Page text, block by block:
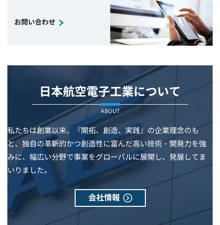
お問い合わせ
日本航空電子工業について
ABOUT
私たちは創業以来、『開拓、創造、実践』の企業理念のも
と、独自の革新的かつ創造性に富んだ高い技術・開発力を強
みに、幅広い分野で事業をグローバルに展開し、発展してま
いりました。
会社情報